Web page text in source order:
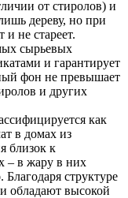
от стиролов) и
дереву, но при
и не стареет.
сырьевых
и гарантирует
фон не превышает
и других
как
в домах из
близок к
– в жару в них
структуре
высокой